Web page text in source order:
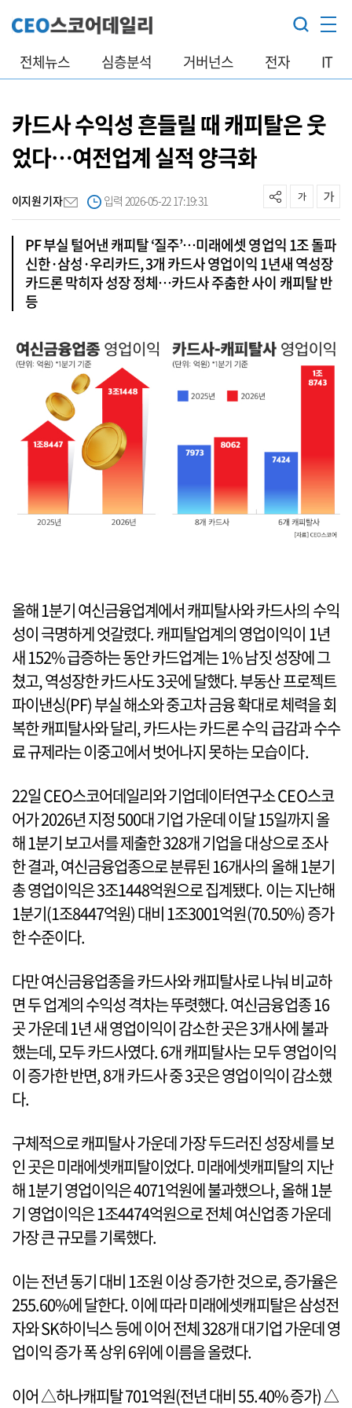
전체뉴스 심층분석 거버넌스 전자 IT
카드사 수익성 흔들릴 때 캐피탈은 웃
었다…여전업계 실적 양극화
이지원 기자 입력 2026-05-22 17:19:31
PF 부실 털어낸 캐피탈 ‘질주’…미래에셋 영업익 1조 돌파
신한·삼성·우리카드, 3개 카드사 영업이익 1년새 역성장
카드론 막히자 성장 정체…카드사 주춤한 사이 캐피탈 반
등
올해 1분기 여신금융업계에서 캐피탈사와 카드사의 수익
성이 극명하게 엇갈렸다. 캐피탈업계의 영업이익이 1년
새 152% 급증하는 동안 카드업계는 1% 남짓 성장에 그
쳤고, 역성장한 카드사도 3곳에 달했다. 부동산 프로젝트
파이낸싱(PF) 부실 해소와 중고차 금융 확대로 체력을 회
복한 캐피탈사와 달리, 카드사는 카드론 수익 급감과 수수
료 규제라는 이중고에서 벗어나지 못하는 모습이다.
22일 CEO스코어데일리와 기업데이터연구소 CEO스코
어가 2026년 지정 500대 기업 가운데 이달 15일까지 올
해 1분기 보고서를 제출한 328개 기업을 대상으로 조사
한 결과, 여신금융업종으로 분류된 16개사의 올해 1분기
총 영업이익은 3조1448억원으로 집계됐다. 이는 지난해
1분기(1조8447억원) 대비 1조3001억원(70.50%) 증가
한 수준이다.
다만 여신금융업종을 카드사와 캐피탈사로 나눠 비교하
면 두 업계의 수익성 격차는 뚜렷했다. 여신금융업종 16
곳 가운데 1년 새 영업이익이 감소한 곳은 3개사에 불과
했는데, 모두 카드사였다. 6개 캐피탈사는 모두 영업이익
이 증가한 반면, 8개 카드사 중 3곳은 영업이익이 감소했
다.
구체적으로 캐피탈사 가운데 가장 두드러진 성장세를 보
인 곳은 미래에셋캐피탈이었다. 미래에셋캐피탈의 지난
해 1분기 영업이익은 4071억원에 불과했으나, 올해 1분
기 영업이익은 1조4474억원으로 전체 여신업종 가운데
가장 큰 규모를 기록했다.
이는 전년 동기 대비 1조원 이상 증가한 것으로, 증가율은
255.60%에 달한다. 이에 따라 미래에셋캐피탈은 삼성전
자와 SK하이닉스 등에 이어 전체 328개 대기업 가운데 영
업이익 증가 폭 상위 6위에 이름을 올렸다.
이어 △하나캐피탈 701억원(전년 대비 55.40% 증가) △